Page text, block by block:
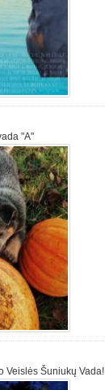
"A"
Veislės Šuniukų Vada!